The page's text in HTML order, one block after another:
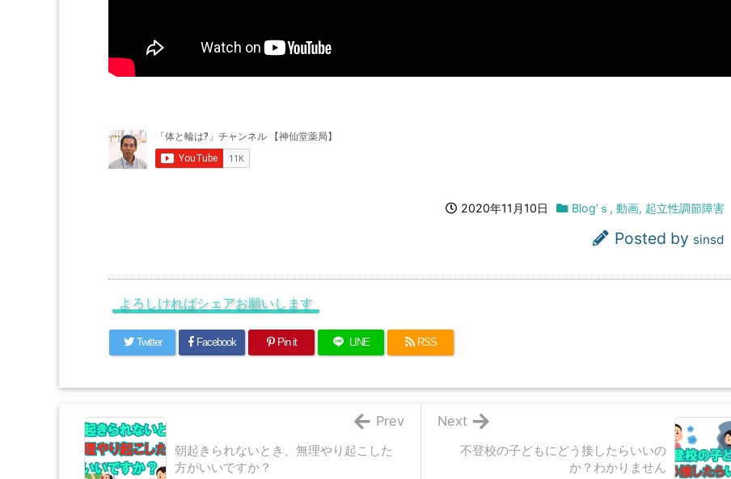
2020年11月10日 Blog’ｓ , 動画, 起立性調節障害
Posted by sinsd
よろしければシェアお願いします
Twitter Facebook Pin it LINE RSS
不登校の子どもにどう接したらいいの
か？わかりません
Next
朝起きられないとき、無理やり起こした
方がいいですか？
Prev